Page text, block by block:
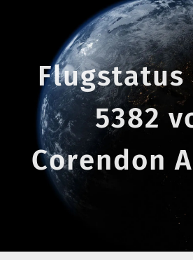
Flugstatus
5382
Corendon